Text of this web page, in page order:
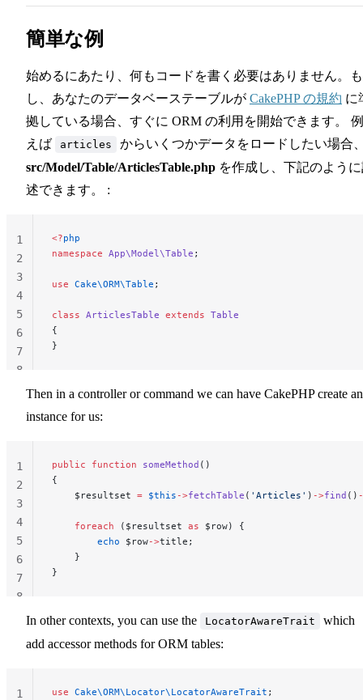
簡単な例
始めるにあたり、何もコードを書く必要はありません。も
し、あなたのデータベーステーブルが CakePHP の規約 に
拠している場合、すぐに ORM の利用を開始できます。 例
えば
articles
からいくつかデータをロードしたい場合
src/Model/Table/ArticlesTable.php を作成し、下記のよう
述できます。 :
<?php
namespace App\Model\Table ;
use Cake\ORM\Table ;
class ArticlesTable extends Table
{
}
1
2
3
4
5
6
7
8
Then in a controller or command we can have CakePHP create an
instance for us:
public function someMethod ()
{
    $resultset
= $this ->fetchTable ( 'Articles' ) ->find ()
    foreach
($resultset as $row) {
        echo
$row->title;
    }
}
1
2
3
4
5
6
7
8
In other contexts, you can use the LocatorAwareTrait
which
add accessor methods for ORM tables:
use Cake\ORM\Locator\LocatorAwareTrait ;
1